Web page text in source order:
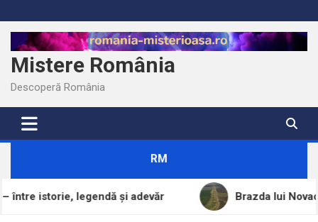
to
content
Mistere România
Descoperă România
RM
și adevăr Brazda lui Novac, una dintre